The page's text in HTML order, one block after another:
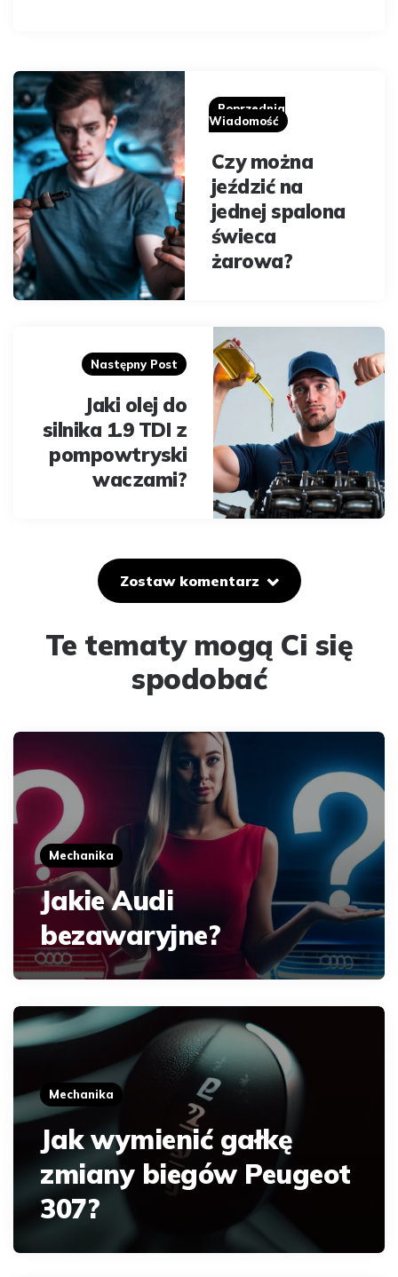
Post
navigation
Poprzednia
Wiadomość
Czy można
jeździć na
jednej spalona
świeca
żarowa?
Następny Post
Jaki olej do
silnika 1.9 TDI z
pompowtryski
waczami?
Zostaw komentarz
Te tematy mogą Ci się
spodobać
Mechanika
Jakie Audi
bezawaryjne?
Mechanika
Jak wymienić gałkę
zmiany biegów Peugeot
307?